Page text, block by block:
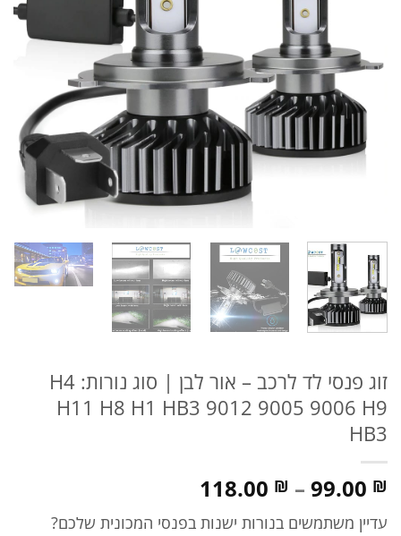
זוג פנסי לד לרכב – אור לבן | סוג נורות: H4
H11 H8 H1 HB3 9012 9005 9006 H9
HB3
99.00 ₪
–
118.00 ₪
עדיין משתמשים בנורות ישנות בפנסי המכונית שלכם?